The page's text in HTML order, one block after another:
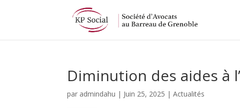
Diminution des aides à
par admindahu | Juin 25, 2025 |Actualités
Panneau de gestion des cookies